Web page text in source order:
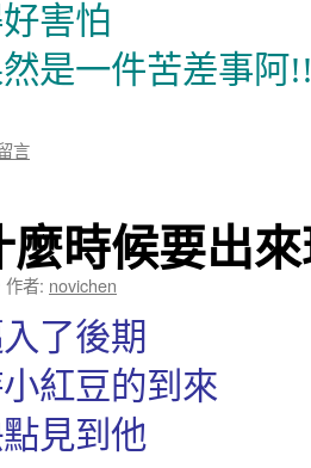
害怕
是一件苦差事阿
言
時候要出
作者: novichen
了後期
紅豆的到來
見到他